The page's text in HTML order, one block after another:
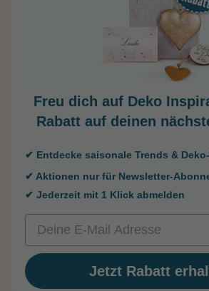
Freu dich auf Deko
Rabatt auf deinen
✔ Entdecke saisonale Trends &
✔ Aktionen nur für Newsletter-
✔ Jederzeit mit 1 Klick abmelden
Email
Jetzt Rabatt